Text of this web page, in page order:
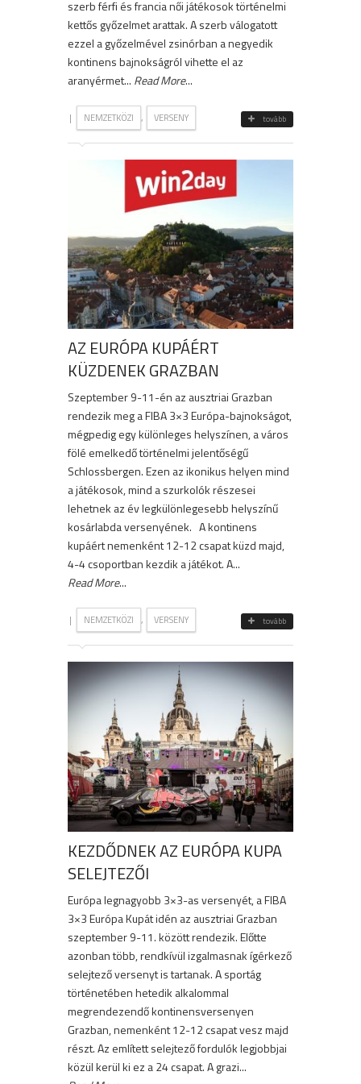
szerb férfi és francia női játékosok történelmi
kettős győzelmet arattak. A szerb válogatott
ezzel a győzelmével zsinórban a negyedik
kontinens bajnokságról vihette el az
aranyérmet... Read More...
| NEMZETKÖZI , VERSENY tovább
AZ EURÓPA KUPÁÉRT
KÜZDENEK GRAZBAN
Szeptember 9-11-én az ausztriai Grazban
rendezik meg a FIBA ​​3×3 Európa-bajnokságot,
mégpedig egy különleges helyszínen, a város
fölé emelkedő történelmi jelentőségű
Schlossbergen. Ezen az ikonikus helyen mind
a játékosok, mind a szurkolók részesei
lehetnek az év legkülönlegesebb helyszínű
kosárlabda versenyének. A kontinens
kupáért nemenként 12-12 csapat küzd majd,
4-4 csoportban kezdik a játékot. A...
Read More...
| NEMZETKÖZI , VERSENY tovább
KEZDŐDNEK AZ EURÓPA KUPA
SELEJTEZŐI
Európa legnagyobb 3×3-as versenyét, a FIBA
3×3 Európa Kupát idén az ausztriai Grazban
szeptember 9-11. között rendezik. Előtte
azonban több, rendkívül izgalmasnak ígérkező
selejtező versenyt is tartanak. A sportág
történetében hetedik alkalommal
megrendezendő kontinensversenyen
Grazban, nemenként 12-12 csapat vesz majd
részt. Az említett selejtező fordulók legjobbjai
közül kerül ki ez a 24 csapat. A grazi...